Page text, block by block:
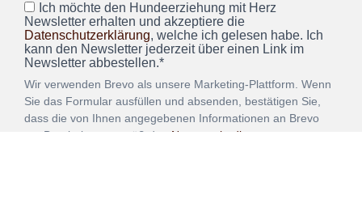
Ich möchte den Hundeerziehung mit Herz
Newsletter erhalten und akzeptiere die
Datenschutzerklärung, welche ich gelesen habe. Ich
kann den Newsletter jederzeit über einen Link im
Newsletter abbestellen.*
Wir verwenden Brevo als unsere Marketing-Plattform. Wenn
Sie das Formular ausfüllen und absenden, bestätigen Sie,
dass die von Ihnen angegebenen Informationen an Brevo
zur Bearbeitung gemäß den Nutzungsbedingungen